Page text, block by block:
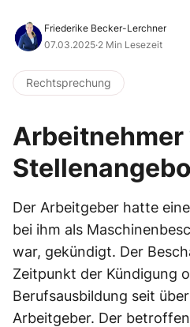
Friederike Becker-Lerchner
07.03.2025·2 Min Lesezeit
Rechtsprechung
Der Arbeitgeber hatte
bei ihm als
war, gekündigt. Der
Zeitpunkt der Kündigung
Berufsausbildung seit
Arbeitgeber. Der